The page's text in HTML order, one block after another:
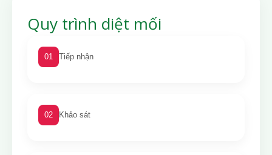
Quy trình diệt mối
01 Tiếp nhận
02 Khảo sát